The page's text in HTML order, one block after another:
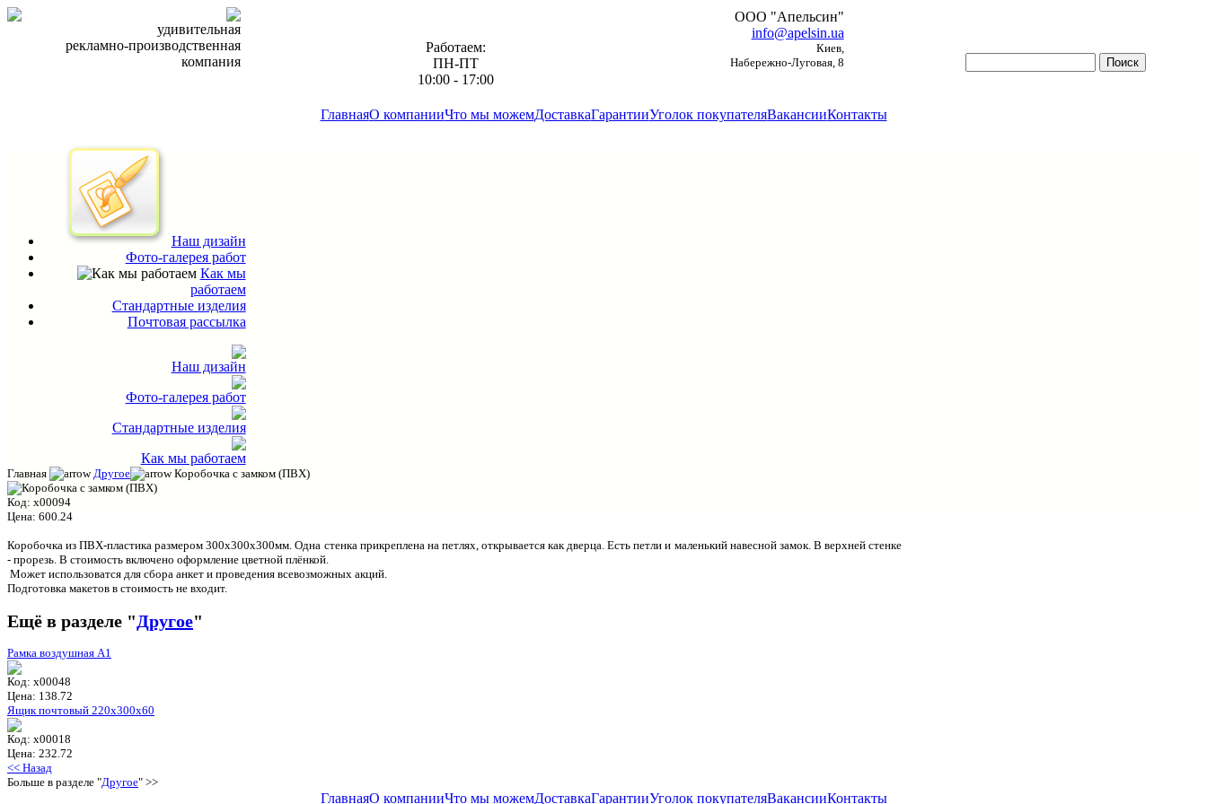
удивительная
рекламно-производственная
компания
Работаем:
ПН-ПТ
10:00 - 17:00
ООО "Апельсин"
info@apelsin.ua
Киев,
Набережно-Луговая, 8
ГлавнаяО компанииЧто мы можемДоставкаГарантииУголок покупателяВакансииКонтакты
Наш дизайн
Фото-галерея работ
Как мы
работаем
Стандартные изделия
Почтовая рассылка
Наш дизайн
Фото-галерея работ
Стандартные изделия
Как мы работаем
Главная Другое Коробочка с замком (ПВХ)
Код: x00094
Цена: 600.24
Коробочка из ПВХ-пластика размером 300х300х300мм. Одна стенка прикреплена на петлях, открывается как дверца. Есть петли и маленький навесной замок. В верхней стенке
- прорезь. В стоимость включено оформление цветной плёнкой.
Может использоватся для сбора анкет и проведения всевозможных акций.
Подготовка макетов в стоимость не входит.
Ещё в разделе "Другое"
Рамка воздушная A1
Код: x00048
Цена: 138.72
Ящик почтовый 220х300х60
Код: x00018
Цена: 232.72
<< Назад
Больше в разделе "Другое" >>
ГлавнаяО компанииЧто мы можемДоставкаГарантииУголок покупателяВакансииКонтакты